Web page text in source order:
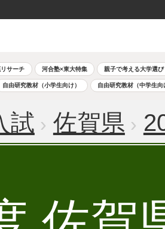
サーチ 河合塾×東大特集 親子で考える大学選び
自由研究教材（小学生向け） 自由研究教材（中学生向
試 佐賀県